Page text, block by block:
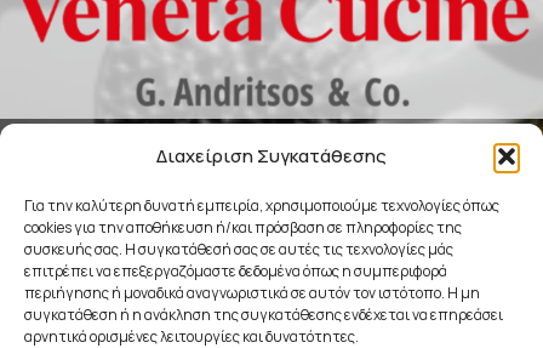
Διαχείριση Συγκατάθεσης
Για την καλύτερη δυνατή εμπειρία, χρησιμοποιούμε τεχνολογίες όπως
cookies για την αποθήκευση ή/και πρόσβαση σε πληροφορίες της
συσκευής σας. Η συγκατάθεσή σας σε αυτές τις τεχνολογίες μάς
επιτρέπει να επεξεργαζόμαστε δεδομένα όπως η συμπεριφορά
περιήγησης ή μοναδικά αναγνωριστικά σε αυτόν τον ιστότοπο. Η μη
συγκατάθεση ή η ανάκληση της συγκατάθεσης ενδέχεται να επηρεάσει
αρνητικά ορισμένες λειτουργίες και δυνατότητες.
COMING SOON